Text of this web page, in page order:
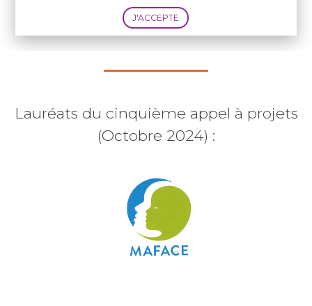
Parmi l'ensemble des projets présentés,
sept ont été retenus par le jury.
Lauréats du cinquième appel à projets
(Octobre 2024) :